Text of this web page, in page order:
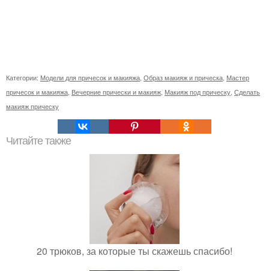
Категории: Модели для причесок и макияжа Образ макияж и прическа Мастер
причесок и макияжа Вечерние прически и макияж Макияж под прическу Сделать
макияж прическу
Читайте также
20 трюков, за которые ты скажешь спасибо!